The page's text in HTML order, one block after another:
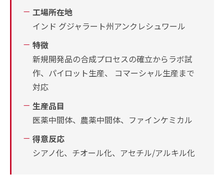
工場所在地
インド グジャラート州アンクレシュワール
特徴
新規開発品の合成プロセスの確立からラボ試
作、パイロット生産、 コマーシャル生産まで
対応
生産品目
医薬中間体、農薬中間体、ファインケミカル
得意反応
シアノ化、チオール化、アセチル/アルキル化